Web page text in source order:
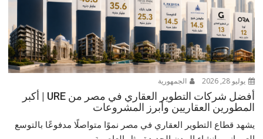
يوليو 28, 2026 الجمهورية
أفضل شركات التطوير العقاري في مصر من URE | أكبر
المطورين العقاريين وأبرز المشروعات
يشهد قطاع التطوير العقاري في مصر نموًا متواصلًا مدفوعًا بالتوسع